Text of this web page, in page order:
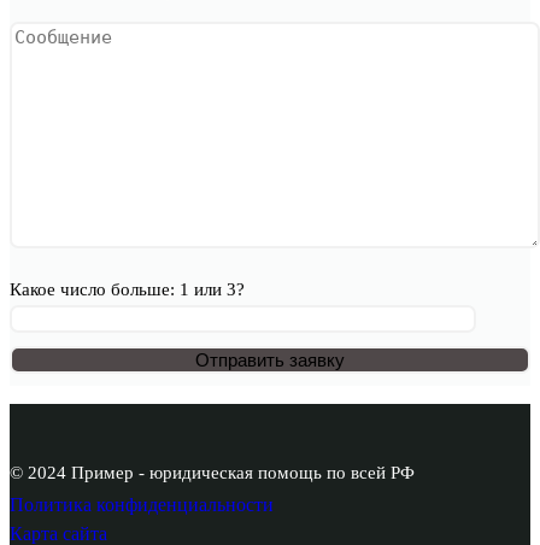
Какое число больше: 1 или 3?
© 2024 Пример - юридическая помощь по всей РФ
Политика конфиденциальности
Карта сайта